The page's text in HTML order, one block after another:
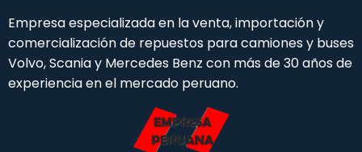
Empresa especializada en la venta, importación y
comercialización de repuestos para camiones y buses
Volvo, Scania y Mercedes Benz con más de 30 años de
experiencia en el mercado peruano.